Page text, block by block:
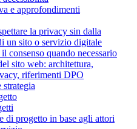
e approfondimenti
la privacy sin dalla
un sito o servizio digitale
consenso quando necessario
sito web: architettura,
riferimenti DPO
di progetto in base agli attori